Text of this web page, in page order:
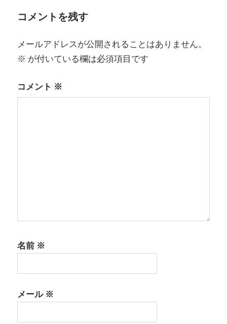
ビ
ゲ
ー
ョ
コメントを残す
メールアドレスが公開されることはありません。
※ が付いている欄は必須項目です
コメント ※
名前 ※
メール※